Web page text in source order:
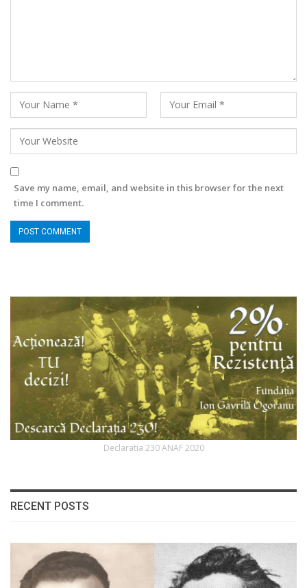
Save my name, email, and website in this browser for the next
time I comment.
Declaratia 230 ANAF 2020
RECENT POSTS